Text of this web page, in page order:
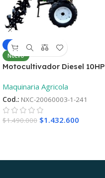
-4%
NUEVO
Motocultivador Diesel 10HP
lanzamiento! + 2°Repueto
Maquinaria Agricola
Cod.: NXC-20060003-1-241
$1.490.000 $1.432.600